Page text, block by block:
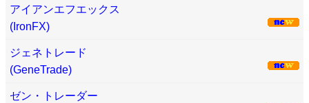
アイアンエフエックス
(IronFX)
ジェネトレード
(GeneTrade)
ゼン・トレーダー